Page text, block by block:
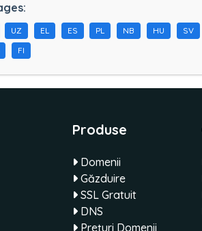
UZ EL ES PL NB HU SV
FI
Produse
Domenii
Găzduire
SSL Gratuit
DNS
Prețuri Domenii